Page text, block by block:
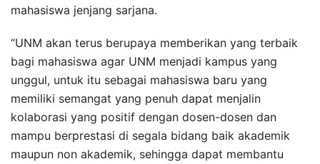
mahasiswa jenjang sarjana.
“UNM akan terus berupaya memberikan yang terbaik
bagi mahasiswa agar UNM menjadi kampus yang
unggul, untuk itu sebagai mahasiswa baru yang
memiliki semangat yang penuh dapat menjalin
kolaborasi yang positif dengan dosen-dosen dan
mampu berprestasi di segala bidang baik akademik
maupun non akademik, sehingga dapat membantu